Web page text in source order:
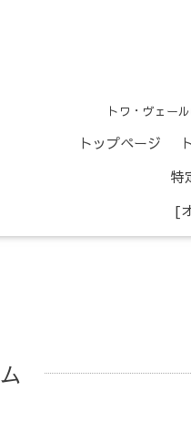
トワ・ヴェー
トップページ
特
[